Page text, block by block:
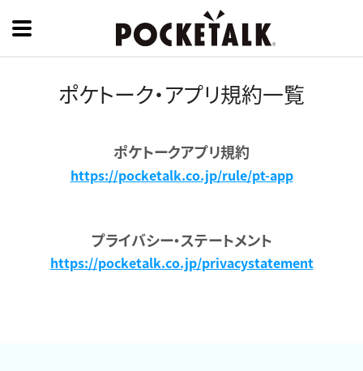
ポケトーク・アプリ規約一覧
ポケトークアプリ規約
https://pocketalk.co.jp/rule/pt-app
プライバシー・ステートメント
https://pocketalk.co.jp/privacystatement